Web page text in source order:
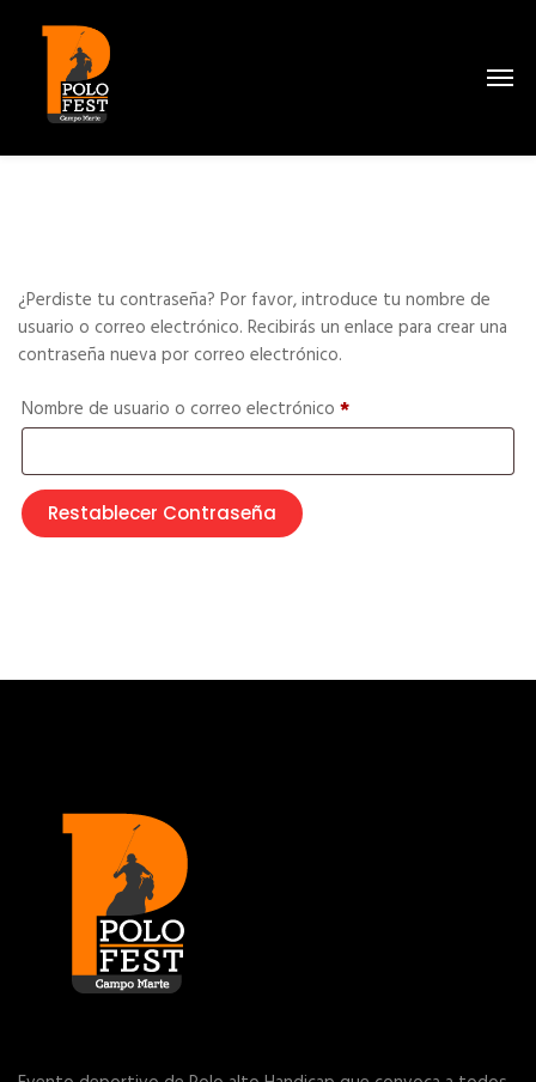
¿Perdiste tu contraseña? Por favor, introduce tu nombre de
usuario o correo electrónico. Recibirás un enlace para crear una
contraseña nueva por correo electrónico.
Nombre de usuario o correo electrónico *
Restablecer Contraseña